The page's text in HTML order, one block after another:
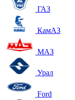
ГАЗ
КамАЗ
МАЗ
Урал
Ford